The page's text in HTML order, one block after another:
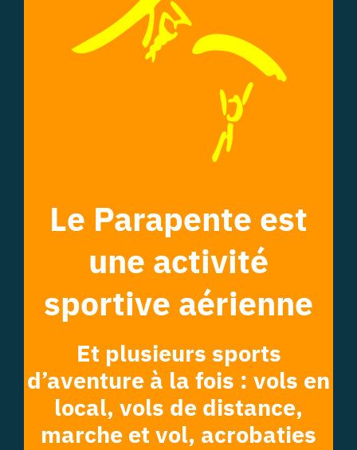
Le Parapente est
une activité
sportive aérienne
Et plusieurs sports
d’aventure à la fois : vols en
local, vols de distance,
marche et vol, acrobaties